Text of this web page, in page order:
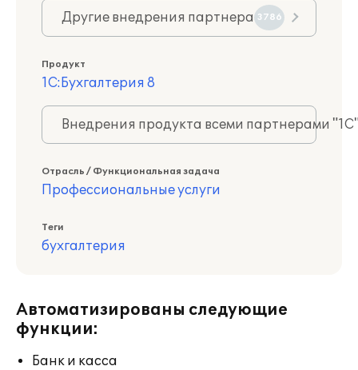
Другие внедрения партнера 3786
Продукт
1С:Бухгалтерия 8
Внедрения продукта всеми партнерами
Отрасль / Функциональная задача
Профессиональные услуги
Теги
бухгалтерия
Автоматизированы следующие
функции:
Банк и касса